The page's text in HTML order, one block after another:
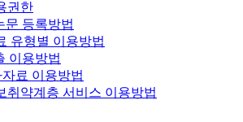
권한
문 등록방법
유형별 이용방법
이용방법
료 이용방법
취약계층 서비스 이용방법